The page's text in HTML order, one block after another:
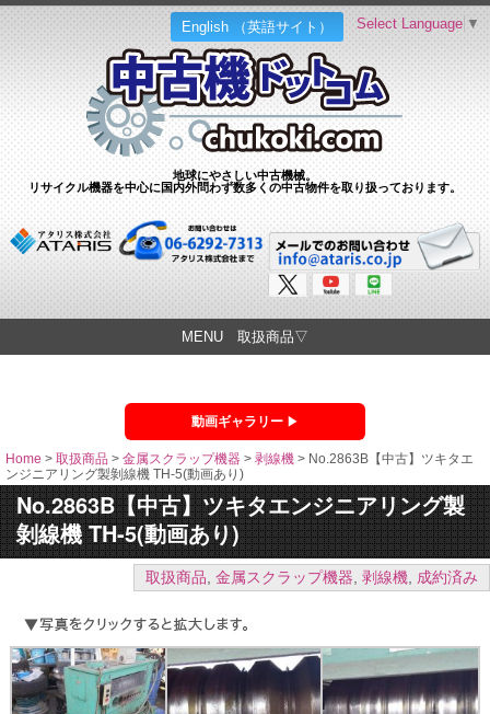
English （英語サイト）
地球にやさしい中古機械。
リサイクル機器を中心に国内外問わず数多くの中古物件を取り扱っております。
Select Language ▼
MENU 取扱商品▽
動画ギャラリー
Home > 取扱商品 > 金属スクラップ機器 > 剥線機 > No.2863B【中古】ツキタエ
ンジニアリング製剝線機 TH-5(動画あり)
No.2863B【中古】ツキタエンジニアリング製
剝線機 TH-5(動画あり)
取扱商品, 金属スクラップ機器, 剥線機, 成約済み